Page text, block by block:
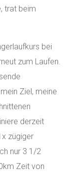
trat beim
bei
zum Laufen.
Ziel, meine
derzeit
zügiger
nur 3 1/2
Zeit von